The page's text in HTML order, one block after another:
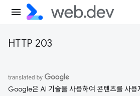
HTTP 203
Google은 AI 기술을 사용하여 콘텐츠를 사용